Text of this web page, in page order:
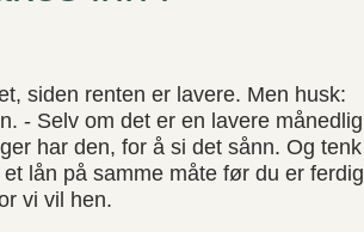
siden renten er lavere. Men husk:
- Selv om det er en lavere månedlig
har den, for å si det sånn. Og tenk
lån på samme måte før du er ferdig
vi vil hen.